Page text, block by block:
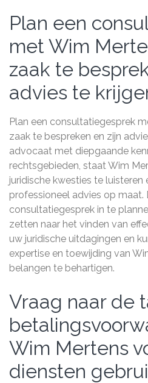
Plan een
met Wim
zaak te
advies te
Plan een consultatiegesprek
zaak te bespreken en zijn
advocaat met diepgaande
rechtsgebieden, staat Wim
juridische kwesties te luisteren
professioneel advies op maat.
consultatiegesprek in te
zetten naar het vinden van
uw juridische uitdagingen en
expertise en toewijding van
belangen te behartigen.
Vraag naar de
Wim Mertens
diensten